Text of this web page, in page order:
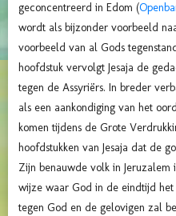
geconcentreerd in Edom (
wordt als bijzonder voorbeeld
voorbeeld van al Gods
hoofdstuk vervolgt Jesaja de
tegen de Assyriërs. In breder
als een aankondiging van het
komen tijdens de Grote
hoofdstukken van Jesaja dat de
Zijn benauwde volk in Jeruzalem
wijze waar God in de eindtijd het
tegen God en de gelovigen zal